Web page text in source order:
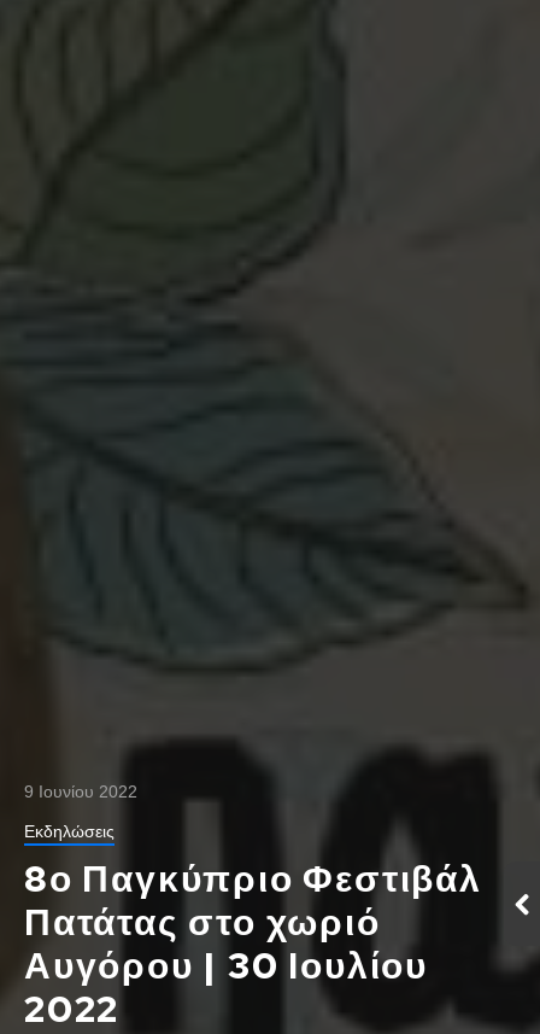
9 Ιουνίου 2022
Εκδηλώσεις
8ο Παγκύπριο Φεστιβάλ
Πατάτας στο χωριό
Αυγόρου | 30 Ιουλίου
2022